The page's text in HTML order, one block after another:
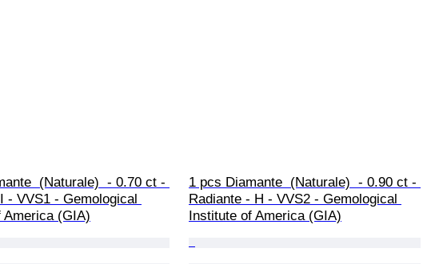
(Naturale)  - 0.70 ct -
- VVS1 - Gemological
(GIA)
1 pcs Diamante  (Naturale)  - 0.90 ct -
Radiante - H - VVS2 - Gemological
Institute of America (GIA)